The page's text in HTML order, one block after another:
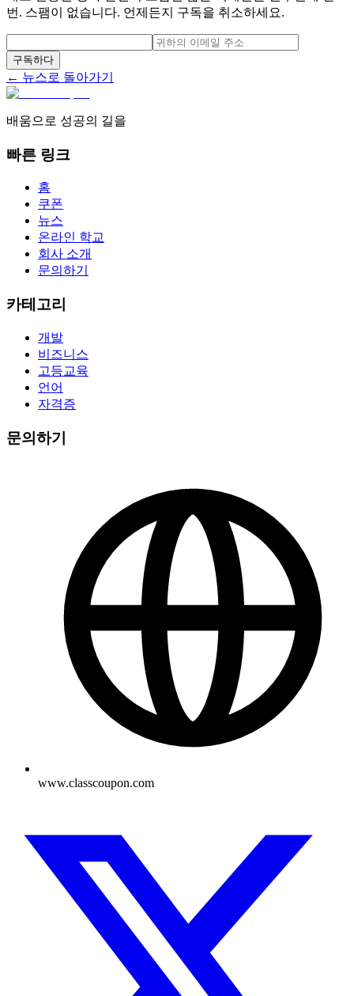
번. 스팸이 없습니다. 언제든지 구독을 취소하세요.
구독하다
← 뉴스로 돌아가기
배움으로 성공의 길을
빠른 링크
홈
쿠폰
뉴스
온라인 학교
회사 소개
문의하기
카테고리
개발
비즈니스
고등교육
언어
자격증
문의하기
www.classcoupon.com